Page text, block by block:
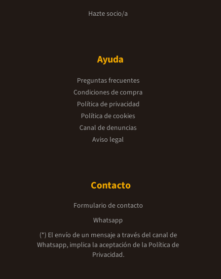
Hazte socio/a
Ayuda
Preguntas frecuentes
Condiciones de compra
Política de privacidad
Política de cookies
Canal de denuncias
Aviso legal
Contacto
Formulario de contacto
Whatsapp
(*) El envío de un mensaje a través del canal de
Whatsapp, implica la aceptación de la Política de
Privacidad.